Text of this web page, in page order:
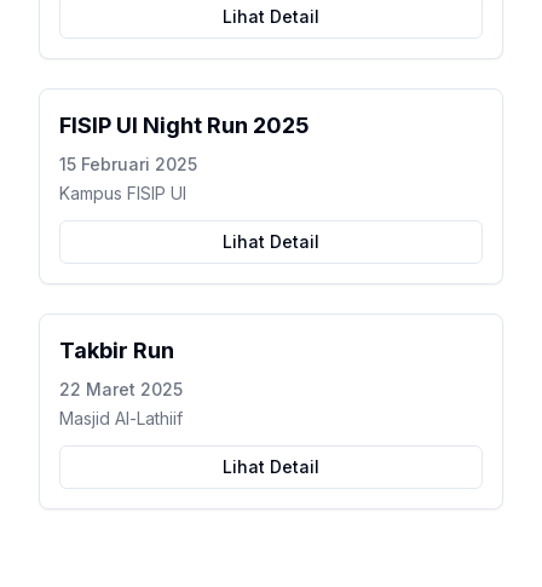
Lihat Detail
FISIP UI Night Run 2025
15 Februari 2025
Kampus FISIP UI
Lihat Detail
Takbir Run
22 Maret 2025
Masjid Al-Lathiif
Lihat Detail